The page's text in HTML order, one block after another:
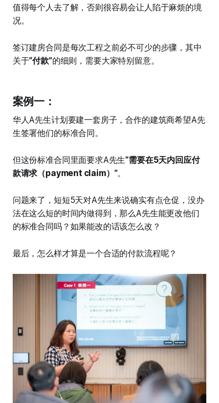
值得每个人去了解，否则很容易会让人陷于麻烦的境
况。
签订建房合同是每次工程之前必不可少的步骤，其中
关于“付款”的细则，需要大家特别留意。
案例一：
华人A先生计划要建一套房子，合作的建筑商希望A先
生签署他们的标准合同。
但这份标准合同里面要求A先生“需要在5天内回应付
款请求（payment claim）”。
问题来了，短短5天对A先生来说确实有点仓促，没办
法在这么短的时间内做得到，那么A先生能更改他们
的标准合同吗？如果能改的话该怎么改？
最后，怎么样才算是一个合适的付款流程呢？